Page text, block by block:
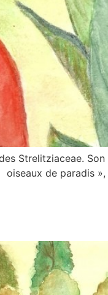
Strelitziaceae.
oiseaux de paradis